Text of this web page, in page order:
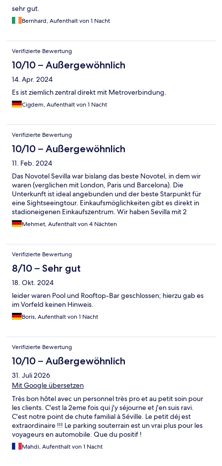
sehr gut.
Bernhard, Aufenthalt von 1 Nacht
Verifizierte Bewertung
10/10 – Außergewöhnlich
14. Apr. 2024
Es ist ziemlich zentral direkt mit Metroverbindung.
Cigdem, Aufenthalt von 1 Nacht
Verifizierte Bewertung
10/10 – Außergewöhnlich
11. Feb. 2024
Das Novotel Sevilla war bislang das beste Novotel, in dem wir
waren (verglichen mit London, Paris und Barcelona). Die
Unterkunft ist ideal angebunden und der beste Starpunkt für
eine Sightseeingtour. Einkaufsmöglichkeiten gibt es direkt in
stadioneigenen Einkaufszentrum. Wir haben Sevilla mit 2
Kindern besucht (8 & 10 Jahre) und können die Unterkunft nur
weiterempfehlen.
Mehmet, Aufenthalt von 4 Nächten
Verifizierte Bewertung
8/10 – Sehr gut
18. Okt. 2024
leider waren Pool und Rooftop-Bar geschlossen; hierzu gab es
im Vorfeld keinen Hinweis.
Boris, Aufenthalt von 1 Nacht
Verifizierte Bewertung
10/10 – Außergewöhnlich
31. Juli 2026
Mit Google übersetzen
Très bon hôtel avec un personnel très pro et au petit soin pour
les clients. C'est la 2eme fois qui j'y séjourne et j'en suis ravi.
C'est notre point de chute familial à Séville. Le petit déj est
extraordinaire !!! Le parking souterrain est un vrai plus pour les
voyageurs en automobile. Que du positif !
Mahdi, Aufenthalt von 1 Nacht